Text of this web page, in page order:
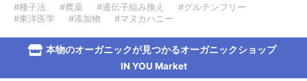
#種子法 #農薬 #遺伝子組み換え
#グルテンフリー
#東洋医学
#添加物 #マヌカハニー
本物のオーガニックが見つかるオーガニックショップ
IN YOU Market